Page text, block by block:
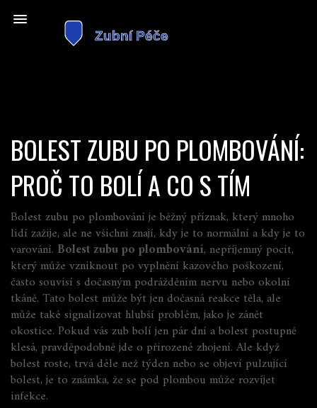
BOLEST ZUBU PO PLOMBOVÁNÍ:
PROČ TO BOLÍ A CO S TÍM
Bolest zubu po plombování je běžný příznak, který mnoho
lidí zažije, ale ne všichni znají, kdy je to normální a kdy je to
varování. Bolest zubu po plombování, nepříjemný pocit,
který může vzniknout po vyplnění kazového poškození,
často souvisí s dočasným podrážděním nervu nebo okolní
tkáně. Tato bolest může být jen dočasná reakce těla, ale
může také signalizovat hlubší problém, jako je zánět
okostice. Pokud vás zub bolí jen pár dní a bolest postupně
klesá, pravděpodobně jde o přirozené zhojení. Ale když
bolest roste, trvá déle než týden nebo se objeví pulzující
bolest, je to známka, že se pod plombou může rozvíjet
infekce.